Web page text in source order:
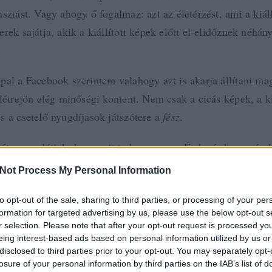
Process My Personal Information
opt-out of the sale, sharing to third parties, or processing of your
for targeted advertising by us, please use the below opt-out
selection. Please note that after your opt-out request is processed
interest-based ads based on personal information utilized by us
to third parties prior to your opt-out. You may separately
of your personal information by third parties on the IAB’s list of
Vagy ahogy ő fogalmaz: azt az életérzést, ami a
sajátja, akik a kiállított képek előtt el-elidőznek néhány
a Facebook szerintem valahogy azt is akarja állítani
elég minőségi kontent. Nem csak a cicás képek, a
a csetelő nyugdíjasok játszótere a fész.
meglátjuk, hogy mit tud ez az app. És ha érdemes,
post, oszd meg Facebookon Twitteren vagy Google+-on!
facebook paper paper app
2014.01.30.